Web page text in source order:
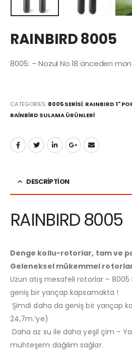
RAINBIRD 8005
8005: – Nozul No 18 önceden
CATEGORIES: 8005 SERİSİ, RAINBIRD 1"
RAİNBİRD SULAMA ÜRÜNLERİ
DESCRIPTION
RAINBIRD 8005
Denge kollu-rotorlar, tam ve
Geleneksel mükemmel
Uzun atış mesafeli rotorlar –
geniş bir yarıçap kapsamakta !
Şimdi daha da geniş bir yarıçap
24,7m.’ye)
Daha az su ile daha yeşil çim –
muhteşem dağılım sağlar.